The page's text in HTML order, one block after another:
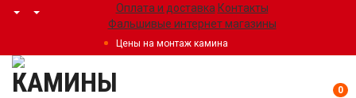
Оплата и доставка Контакты
Фальшивые интернет магазины
Цены на монтаж камина
0